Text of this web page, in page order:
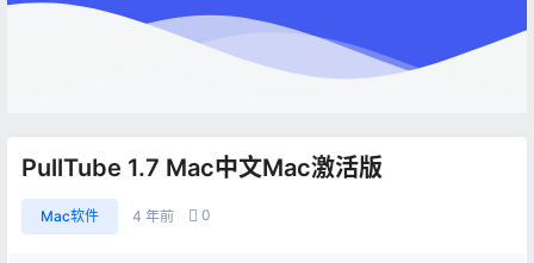
PullTube 1.7 Mac中文Mac激活版
Mac软件 4 年前 0